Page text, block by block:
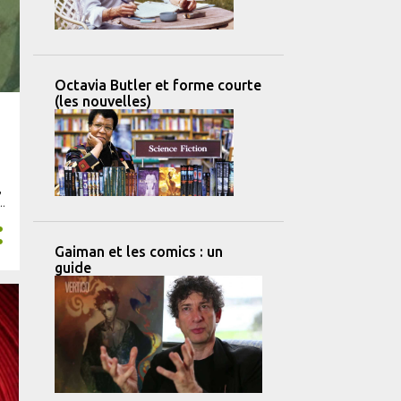
Octavia Butler et forme courte
(les nouvelles)
Gaiman et les comics : un
guide